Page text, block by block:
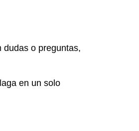
dudas o preguntas,
en un solo